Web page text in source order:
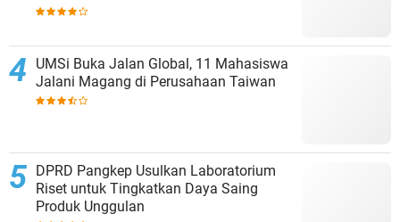
UMSi Buka Jalan Global, 11 Mahasiswa
Jalani Magang di Perusahaan Taiwan
DPRD Pangkep Usulkan Laboratorium
Riset untuk Tingkatkan Daya Saing
Produk Unggulan